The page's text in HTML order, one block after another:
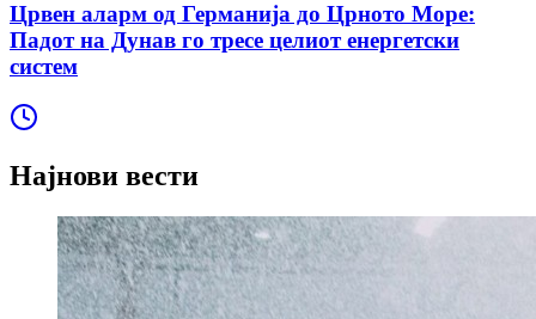
Црвен аларм од Германија до Црното Море:
Падот на Дунав го тресе целиот енергетски
систем
Најнови вести